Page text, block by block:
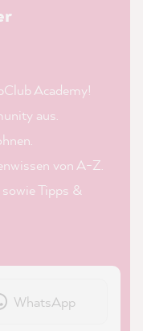
Academy!
aus.
von A-Z.
Tipps &
WhatsApp